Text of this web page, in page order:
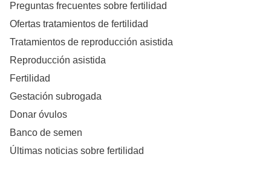
Preguntas frecuentes sobre fertilidad
Ofertas tratamientos de fertilidad
Tratamientos de reproducción asistida
Reproducción asistida
Fertilidad
Gestación subrogada
Donar óvulos
Banco de semen
Últimas noticias sobre fertilidad